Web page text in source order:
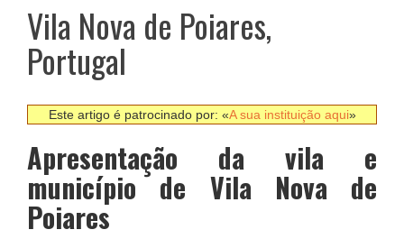
Vila Nova de Poiares,
Portugal
Este artigo é patrocinado por: «A sua instituição aqui»
Apresentação da vila e
município de Vila Nova de
Poiares